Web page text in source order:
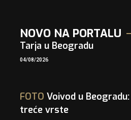
NOVO NA PORTALU
Tarja u Beogradu
04/08/2026
FOTO Voivod u
treće vrste